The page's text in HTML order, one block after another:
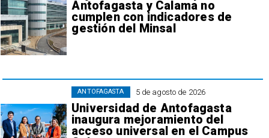
Antofagasta y Calama no
cumplen con indicadores de
gestión del Minsal
5 de agosto de 2026
Universidad de Antofagasta
inaugura mejoramiento del
acceso universal en el Campus
ANTOFAGASTA